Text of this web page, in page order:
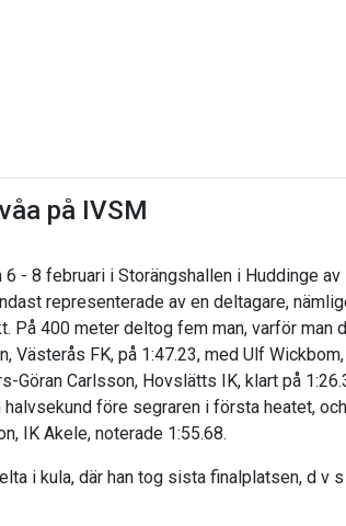
på IVSM
- 8 februari i Storängshallen i Huddinge av
representerade av en deltagare,
På 400 meter deltog fem man, varför man
Västerås FK, på 1:47.23, med Ulf
Göran Carlsson, Hovslätts IK, klart på
före segraren i första heatet,
IK Akele, noterade 1:55.68.
i kula, där han tog sista finalplatsen, d v